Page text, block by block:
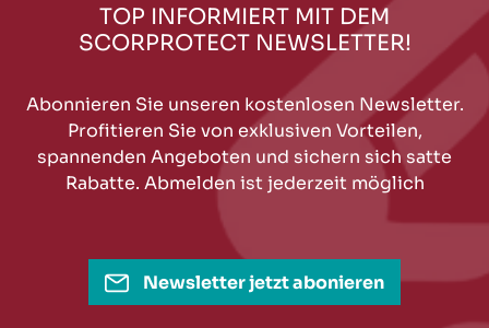
TOP INFORMIERT MIT DEM
SCORPROTECT NEWSLETTER!
Abonnieren Sie unseren kostenlosen Newsletter.
Profitieren Sie von exklusiven Vorteilen,
spannenden Angeboten und sichern sich satte
Rabatte. Abmelden ist jederzeit möglich
Newsletter jetzt abonieren